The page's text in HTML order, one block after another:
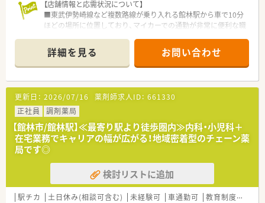
【店舗情報と応需状況について】
■東武伊勢崎線など複数路線が乗り入れる館林駅から車で10分
ほどの場所に位置しており、マイカーでの通勤が非常に便利な職
■処方箋は広域の面応需にて1日平均10枚ほどを受け付けてお
り、常勤薬剤師1名体制で一人ひとりの患者様へ丁寧な対応が可
能です。
■開局時間は月曜から土曜の19時までとなっており、ドラッグ
ストア併設店特有の夜遅い時間帯の勤務が発生しないことも魅
力です。
【法人特徴について】
■医薬品の研究開発から製造、販売、調剤運営までを一貫して自
社で行う、国内でも極めて稀な「複合型医薬品企業」です。
■全国に1,200店舗以上を展開する大手チェーンであり、埼玉県
内には最新の研究施設を構えるなど強固な経営基盤を誇りま
■地域の健康ニーズを網羅する店舗づくりを目指しており、何か
あればすぐに相談してもらえる地域密着の薬局を追求していま
詳細を見る お問い合わせ
更新日： 2026/07/16 薬剤師求人ID： 661330
正社員
調剤薬局
【館林市/館林駅】≪最寄り駅より徒歩圏内≫内科・小児科＋
在宅業務でキャリアの幅が広がる！地域密着型のチェーン薬
局です◎
検討リストに追加
駅チカ 土日休み(相談可含む) 未経験可 車通勤可 教育制度あり